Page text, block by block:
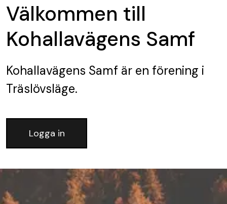
Välkommen till
Kohallavägens Samf
Kohallavägens Samf är en förening i
Träslövsläge.
Logga in